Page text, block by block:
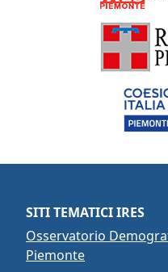
SITI TEMATICI IRES
Osservatorio
Piemonte